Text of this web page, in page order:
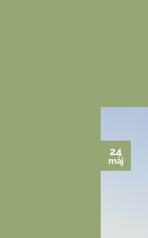
24
máj